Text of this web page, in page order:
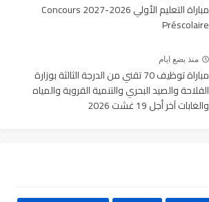
مباراة التعليم الأولي 2026-2027 Concours
Préscolaire
منذ بضع ايام
مباراة توظيف 70 تقني من الدرجة الثالثة بوزارة
الفلاحة والصيد البحري والتنمية القروية والمياه
والغابات آخر أجل 19 غشت 2026